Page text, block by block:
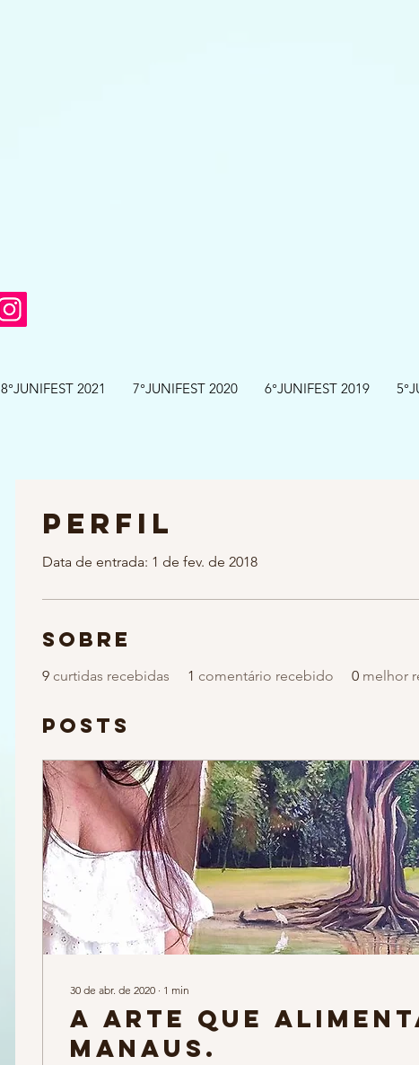
8°JUNIFEST 2021 7°JUNIFEST 2020 6°JUNIFEST 2019
Perfil
Data de entrada: 1 de fev. de 2018
Sobre
9 curtidas recebidas 1 comentário recebido 0 melhor
Posts
30 de abr. de 2020 ∙ 1 min
A arte que
Manaus.